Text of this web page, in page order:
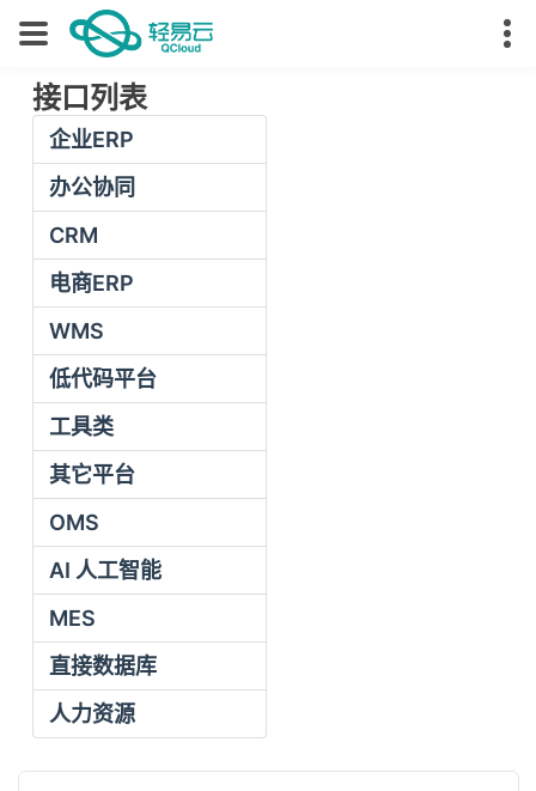
接口列表
企业ERP
办公协同
CRM
电商ERP
WMS
低代码平台
工具类
其它平台
OMS
AI 人工智能
MES
直接数据库
人力资源